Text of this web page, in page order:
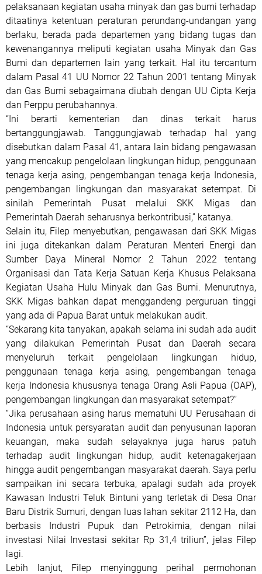
pelaksanaan kegiatan usaha minyak dan gas bumi terhadap
ditaatinya ketentuan peraturan perundang-undangan yang
berlaku, berada pada departemen yang bidang tugas dan
kewenangannya meliputi kegiatan usaha Minyak dan Gas
Bumi dan departemen lain yang terkait. Hal itu tercantum
dalam Pasal 41 UU Nomor 22 Tahun 2001 tentang Minyak
dan Gas Bumi sebagaimana diubah dengan UU Cipta Kerja
dan Perppu perubahannya.
“Ini berarti kementerian dan dinas terkait harus
bertanggungjawab. Tanggungjawab terhadap hal yang
disebutkan dalam Pasal 41, antara lain bidang pengawasan
yang mencakup pengelolaan lingkungan hidup, penggunaan
tenaga kerja asing, pengembangan tenaga kerja Indonesia,
pengembangan lingkungan dan masyarakat setempat. Di
sinilah Pemerintah Pusat melalui SKK Migas dan
Pemerintah Daerah seharusnya berkontribusi,” katanya.
Selain itu, Filep menyebutkan, pengawasan dari SKK Migas
ini juga ditekankan dalam Peraturan Menteri Energi dan
Sumber Daya Mineral Nomor 2 Tahun 2022 tentang
Organisasi dan Tata Kerja Satuan Kerja Khusus Pelaksana
Kegiatan Usaha Hulu Minyak dan Gas Bumi. Menurutnya,
SKK Migas bahkan dapat menggandeng perguruan tinggi
yang ada di Papua Barat untuk melakukan audit.
“Sekarang kita tanyakan, apakah selama ini sudah ada audit
yang dilakukan Pemerintah Pusat dan Daerah secara
menyeluruh terkait pengelolaan lingkungan hidup,
penggunaan tenaga kerja asing, pengembangan tenaga
kerja Indonesia khususnya tenaga Orang Asli Papua (OAP),
pengembangan lingkungan dan masyarakat setempat?”
“Jika perusahaan asing harus mematuhi UU Perusahaan di
Indonesia untuk persyaratan audit dan penyusunan laporan
keuangan, maka sudah selayaknya juga harus patuh
terhadap audit lingkungan hidup, audit ketenagakerjaan
hingga audit pengembangan masyarakat daerah. Saya perlu
sampaikan ini secara terbuka, apalagi sudah ada proyek
Kawasan Industri Teluk Bintuni yang terletak di Desa Onar
Baru Distrik Sumuri, dengan luas lahan sekitar 2112 Ha, dan
berbasis Industri Pupuk dan Petrokimia, dengan nilai
investasi Nilai Investasi sekitar Rp 31,4 triliun”, jelas Filep
lagi.
Lebih lanjut, Filep menyinggung perihal permohonan